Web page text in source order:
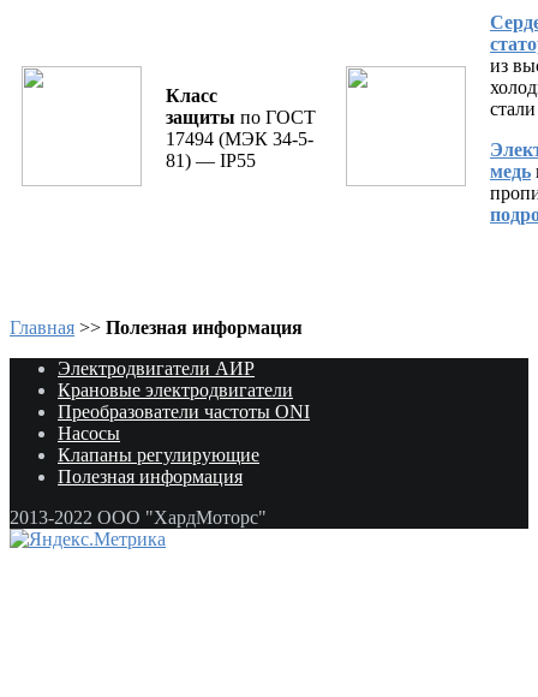
Класс
защиты по ГОСТ
17494 (МЭК 34-5-
81) — IP55
из
медь
Главная >> Полезная информация
Электродвигатели АИР
Крановые электродвигатели
Преобразователи частоты ONI
Насосы
Клапаны регулирующие
Полезная информация
2013-2022 ООО "ХардМоторс"